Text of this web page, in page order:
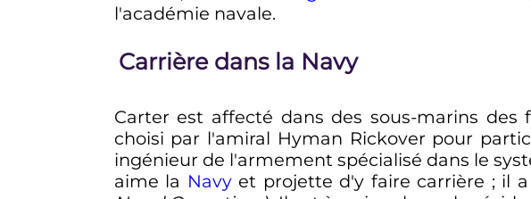
l'académie navale.
Carrière dans la Navy
Carter est affecté dans des sous-marins
choisi par l'amiral Hyman Rickover pour
ingénieur de l'armement spécialisé dans le
aime la Navyet projette d'y faire carrière ; il